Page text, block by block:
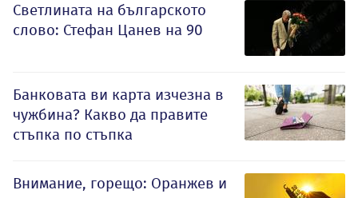
Светлината на българското
слово: Стефан Цанев на 90
Банковата ви карта изчезна в
чужбина? Какво да правите
стъпка по стъпка
Внимание, горещо: Оранжев и